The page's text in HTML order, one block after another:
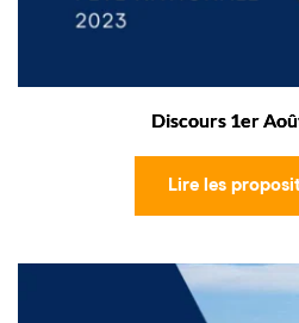
Discours 1er
Lire les